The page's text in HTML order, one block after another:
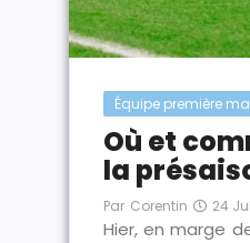
Équipe première
Où et
la
Par Corentin 24
Hier, en marge